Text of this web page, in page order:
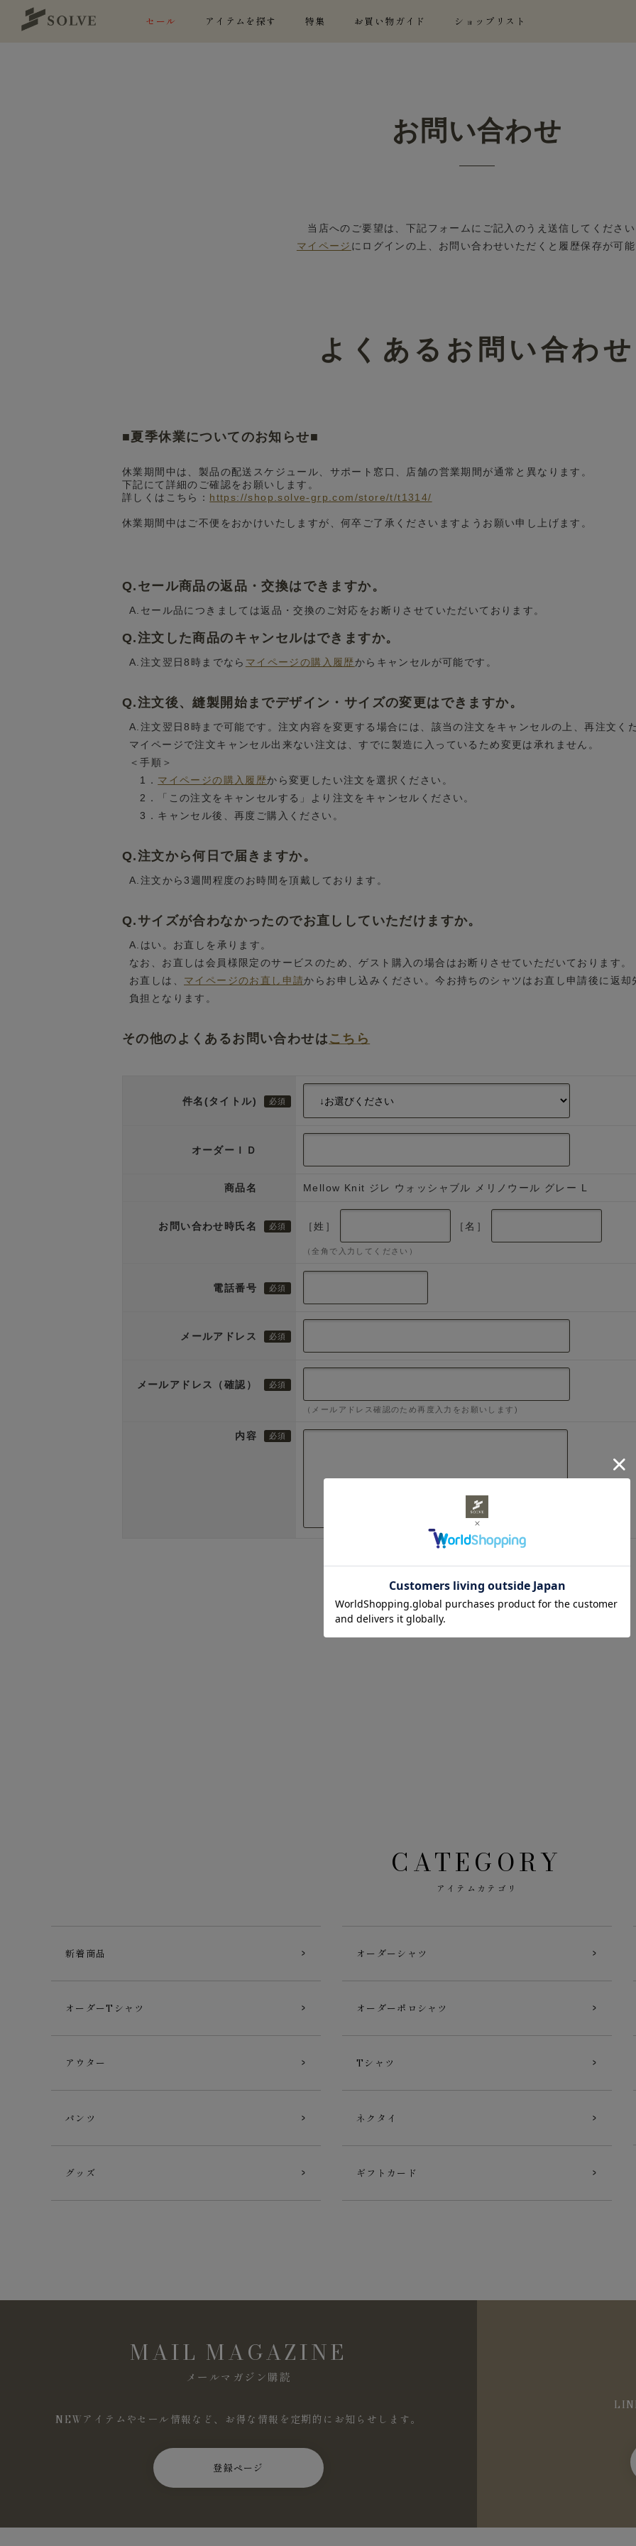
セール アイテムを探す 特集 お買い物ガイド ショップリスト
お問い合わせ
当店へのご要望は、下記フォームにご記入のうえ送信してくださ
マイページ にログインの上、お問い合わせいただくと履歴保存が可
よくあるお問い合わせ
■夏季休業についてのお知らせ■
休業期間中は、製品の配送スケジュール、サポート窓口、店舗の営業期間が通常と異なります。
下記にて詳細のご確認をお願いします。
詳しくはこちら： https://shop.solve-grp.com/store/t/t1314/
休業期間中はご不便をおかけいたしますが、何卒ご了承くださいますようお願い申し上げます。
Q.セール商品の返品・交換はできますか。
A.セール品につきましては返品・交換のご対応をお断りさせていただいております。
Q.注文した商品のキャンセルはできますか。
A.注文翌日8時までなら マイページの購入履歴からキャンセルが可能です。
Q.注文後、縫製開始までデザイン・サイズの変更はできますか。
A.注文翌日8時まで可能です。注文内容を変更する場合には、該当の注文をキャンセルの上、再注文く
マイページで注文キャンセル出来ない注文は、すでに製造に入っているため変更は承れません。
＜手順＞
1． マイページの購入履歴から変更したい注文を選択ください。
2．「この注文をキャンセルする」より注文をキャンセルください。
3．キャンセル後、再度ご購入ください。
Q.注文から何日で届きますか。
A.注文から3週間程度のお時間を頂戴しております。
Q.サイズが合わなかったのでお直ししていただけますか。
A.はい。お直しを承ります。
なお、お直しは会員様限定のサービスのため、ゲスト購入の場合はお断りさせていただいております。
お直しは、 マイページのお直し申請からお申し込みください。今お持ちのシャツはお直し申請後に返
負担となります。
その他のよくあるお問い合わせは こちら
件名(タイトル)
オーダーＩＤ
商品名 Mellow Knit ジレ ウォッシャブル メリノウール グレー L
お問い合わせ時氏名 ［姓］ ［名］
（全角で入力してください）
電話番号
メールアドレス
メールアドレス（確認）
（メールアドレス確認のため再度入力をお願いします)
内容
CATEGORY
アイテムカテゴリ
新着商品 オーダーシャツ
オーダーTシャツ オーダーポロシャツ
アウター Tシャツ
パンツ ネクタイ
グッズ ギフトカード
MAIL MAGAZINE
メールマガジン購読
NEWアイテムやセール情報など、お得な情報を定期的にお知らせします。
登録ページ